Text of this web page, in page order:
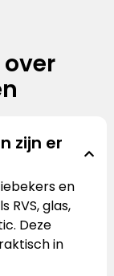
zijn er
en
RVS, glas,
Deze
in